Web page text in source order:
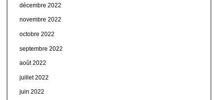
décembre 2022
novembre 2022
octobre 2022
septembre 2022
août 2022
juillet 2022
juin 2022